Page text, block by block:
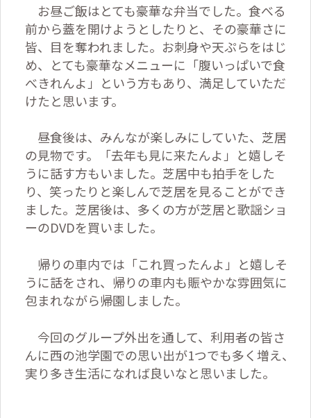
お昼ご飯はとても豪華な弁当でした。食べる
前から蓋を開けようとしたりと、その豪華さに
皆、目を奪われました。お刺身や天ぷらをはじ
め、とても豪華なメニューに「腹いっぱいで食
べきれんよ」という方もあり、満足していただ
けたと思います。
昼食後は、みんなが楽しみにしていた、芝居
の見物です。「去年も見に来たんよ」と嬉しそ
うに話す方もいました。芝居中も拍手をした
り、笑ったりと楽しんで芝居を見ることができ
ました。芝居後は、多くの方が芝居と歌謡ショ
ーのDVDを買いました。
帰りの車内では「これ買ったんよ」と嬉しそ
うに話をされ、帰りの車内も賑やかな雰囲気に
包まれながら帰園しました。
今回のグループ外出を通して、利用者の皆さ
んに西の池学園での思い出が1つでも多く増え、
実り多き生活になれば良いなと思いました。